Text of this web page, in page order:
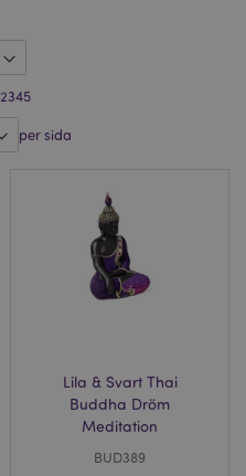
2345
per sida
Lila & Svart Thai
Buddha Dröm
Meditation
BUD389